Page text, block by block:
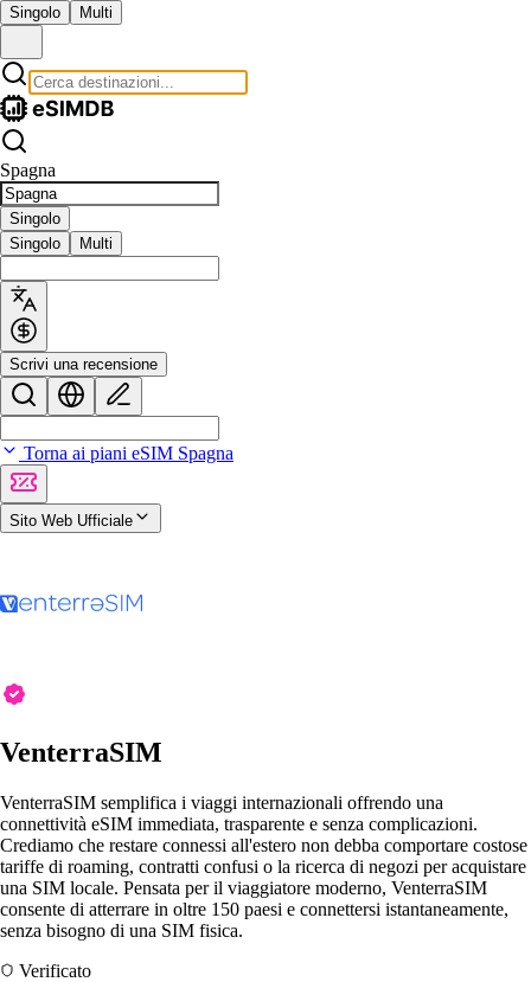
Singolo Multi
Spagna
Singolo
Singolo
Multi
Scrivi una recensione
Torna ai piani eSIM Spagna
Sito Web Ufficiale
VenterraSIM
VenterraSIM semplifica i viaggi internazionali offrendo una
connettività eSIM immediata, trasparente e senza complicazioni.
Crediamo che restare connessi all'estero non debba comportare costose
tariffe di roaming, contratti confusi o la ricerca di negozi per acquistare
una SIM locale. Pensata per il viaggiatore moderno, VenterraSIM
consente di atterrare in oltre 150 paesi e connettersi istantaneamente,
senza bisogno di una SIM fisica.
Verificato